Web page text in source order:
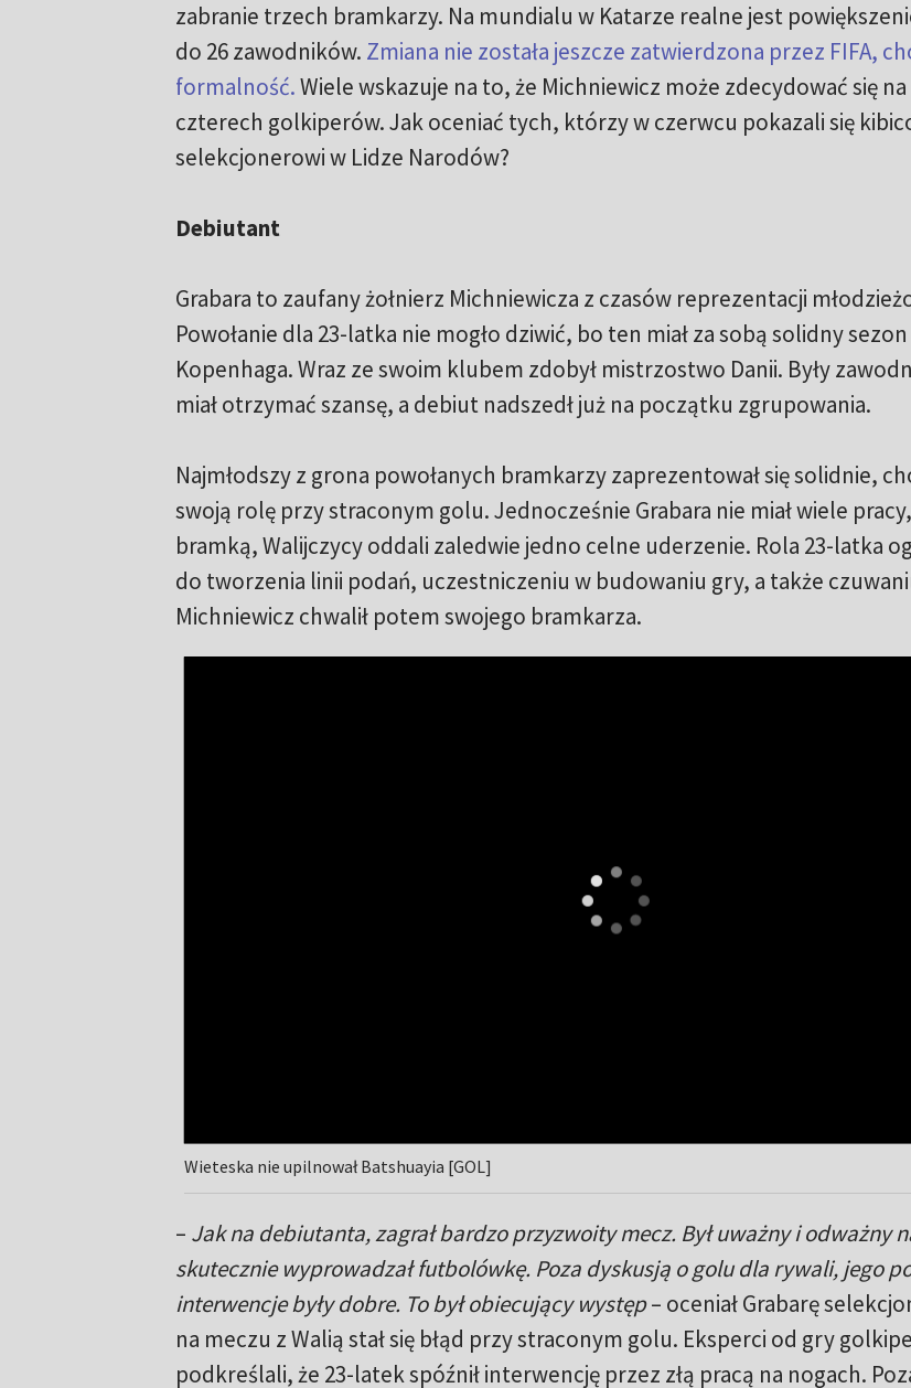
zabranie trzech bramkarzy. Na mundialu w Katarze realne jest
do 26 zawodników. Zmiana nie została jeszcze zatwierdzona przez FIFA,
formalność.Wiele wskazuje na to, że Michniewicz może zdecydować się
czterech golkiperów. Jak oceniać tych, którzy w czerwcu pokazali się
selekcjonerowi w Lidze Narodów?
Debiutant
Grabara to zaufany żołnierz Michniewicza z czasów reprezentacji
Powołanie dla 23-latka nie mogło dziwić, bo ten miał za sobą solidny
Kopenhaga. Wraz ze swoim klubem zdobył mistrzostwo Danii. Były
miał otrzymać szansę, a debiut nadszedł już na początku zgrupowania.
Najmłodszy z grona powołanych bramkarzy zaprezentował się solidnie,
swoją rolę przy straconym golu. Jednocześnie Grabara nie miał wiele
bramką, Walijczycy oddali zaledwie jedno celne uderzenie. Rola 23-latka
do tworzenia linii podań, uczestniczeniu w budowaniu gry, a także
Michniewicz chwalił potem swojego bramkarza.
Wieteska nie upilnował Batshuayia [GOL]
– Jak na debiutanta, zagrał bardzo przyzwoity mecz. Był uważny i odważny
skutecznie wyprowadzał futbolówkę. Poza dyskusją o golu dla rywali, jego
interwencje były dobre. To był obiecujący występ– oceniał Grabarę
na meczu z Walią stał się błąd przy straconym golu. Eksperci od gry
podkreślali, że 23-latek spóźnił interwencję przez złą pracą na nogach.